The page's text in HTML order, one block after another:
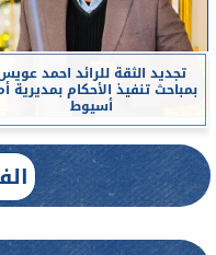
تجديد الثقة للرائد احمد
بمباحث تنفيذ الأحكام بمديرية
أسيوط